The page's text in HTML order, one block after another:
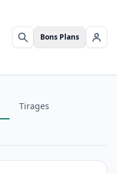
Rechercher
Bons Plans Se
Tirages